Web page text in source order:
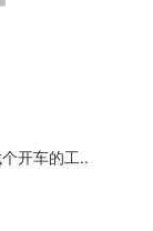
开车的工..